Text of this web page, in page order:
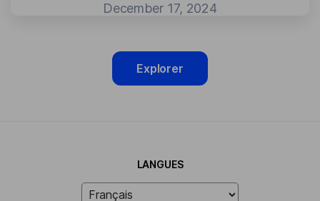
December 17, 2024
Explorer
LANGUES